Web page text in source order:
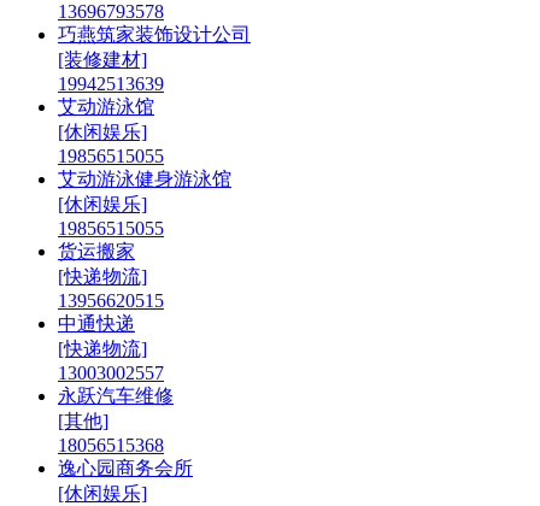
13696793578
巧燕筑家装饰设计公司
[装修建材]
19942513639
艾动游泳馆
[休闲娱乐]
19856515055
艾动游泳健身游泳馆
[休闲娱乐]
19856515055
货运搬家
[快递物流]
13956620515
中通快递
[快递物流]
13003002557
永跃汽车维修
[其他]
18056515368
逸心园商务会所
[休闲娱乐]